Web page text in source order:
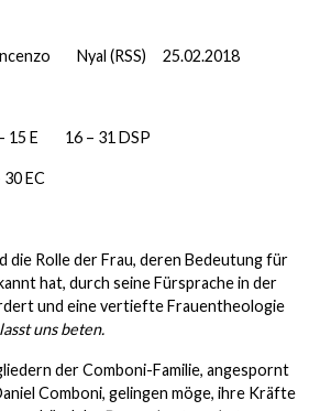
Nyal (RSS) 25.02.2018
15 E 16 – 31 DSP
EC
die Rolle der Frau, deren Bedeutung für
hat, durch seine Fürsprache in der
und eine vertiefte Frauentheologie
uns beten.
der Comboni-Familie, angespornt
Comboni, gelingen möge, ihre Kräfte